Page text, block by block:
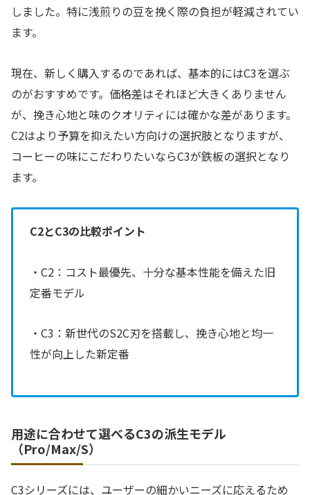
しました。特に浅煎りの豆を挽く際の負担が軽減されてい
ます。
現在、新しく購入するのであれば、基本的にはC3を選ぶ
のがおすすめです。価格差はそれほど大きくありません
が、挽き心地と味のクオリティには確かな差があります。
C2はより予算を抑えたい方向けの選択肢となりますが、
コーヒーの味にこだわりたいならC3が鉄板の選択となり
ます。
C2とC3の比較ポイント
・C2：コスト最優先、十分な基本性能を備えた旧
定番モデル
・C3：新世代のS2C刃を搭載し、挽き心地と均一
性が向上した新定番
用途に合わせて選べるC3の派生モデル
（Pro/Max/S）
C3シリーズには、ユーザーの細かいニーズに応えるため